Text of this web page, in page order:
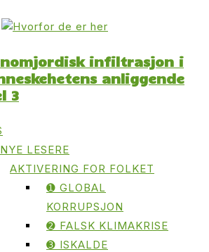
infiltrasjon i
anliggende
3
LESERE
AKTIVERING FOR FOLKET
➊ GLOBAL
KORRUPSJON
➋ FALSK KLIMAKRISE
➌ ISKALDE